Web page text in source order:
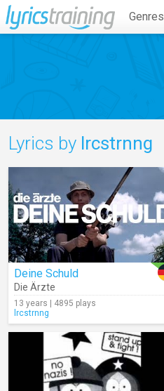
Genres
Lyrics by lrcstrnng
Deine Schuld
Die Ärzte
13 years | 4895 plays
lrcstrnng